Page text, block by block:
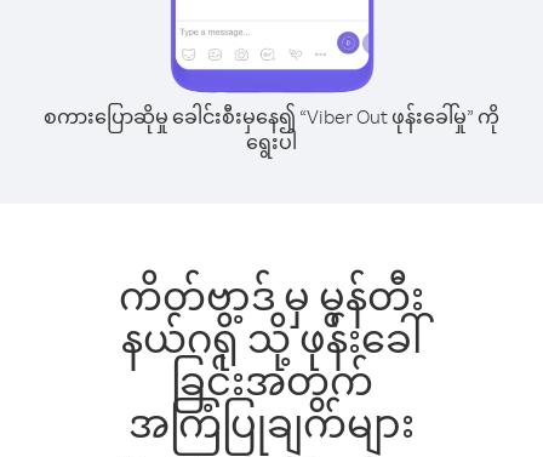
စကားပြောဆိုမှု ခေါင်းစီးမှနေ၍ “Viber Out ဖုန်းခေါ်မှု” ကို
ရွေးပါ
ကိတ်ဗာ့ဒ် မှ မွန်တီး
နယ်ဂရို သို့ ဖုန်းခေါ်
ခြင်းအတွက်
အကြံပြုချက်များ